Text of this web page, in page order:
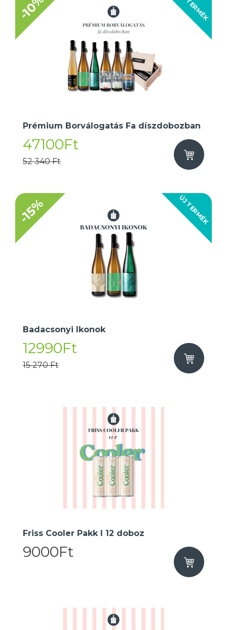
-10%
Prémium Borválogatás Fa díszdobozban
47100Ft
52 340 Ft
ÚJ TERMÉK
-15%
Badacsonyi Ikonok
12990Ft
15 270 Ft
Friss Cooler Pakk I 12 doboz
9000Ft